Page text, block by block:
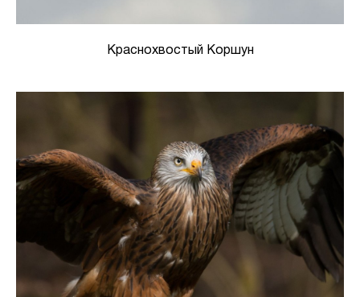
Краснохвостый Коршун